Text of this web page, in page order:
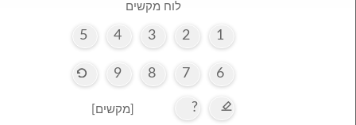
לוח מקשים
1
2
3
4
5
6
7
8
9
? [מקשים]